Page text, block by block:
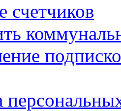
счетчиков